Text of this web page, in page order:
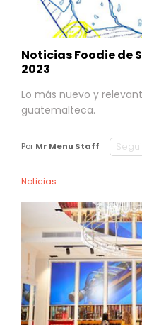
Noticias Foodie de
2023
Lo más nuevo y
guatemalteca.
Por Mr Menu Staff
Noticias